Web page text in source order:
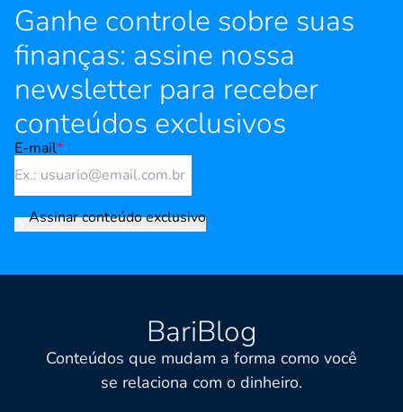
Ganhe controle sobre suas
finanças: assine nossa
newsletter para receber
conteúdos exclusivos
E-mail*
Assinar conteúdo exclusivo
BariBlog
Conteúdos que mudam a forma como você
se relaciona com o dinheiro.